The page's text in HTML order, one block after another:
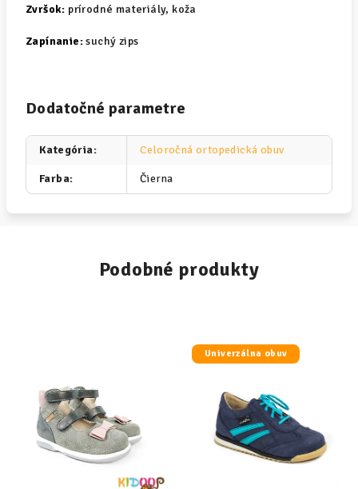
Zvršok: prírodné materiály, koža
Zapínanie:suchý zips
Dodatočné parametre
Kategória: Celoročná ortopedická obuv
Farba: Čierna
Podobné produkty
Univerzálna obuv